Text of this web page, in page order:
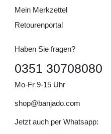
Mein Merkzettel
Retourenportal
Haben Sie fragen?
0351 30708080
Mo-Fr 9-15 Uhr
shop@banjado.com
Jetzt auch per Whatsapp: